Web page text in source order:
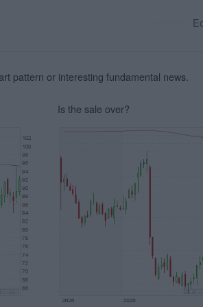
pattern or interesting fundamental news.
Is the sale over?